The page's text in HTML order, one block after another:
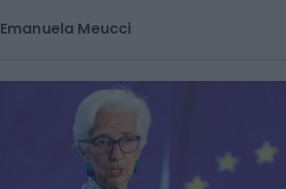
Emanuela Meucci